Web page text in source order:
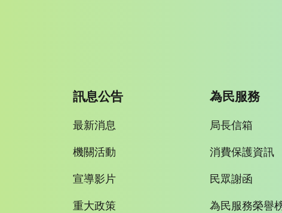
訊息公告
最新消息
機關活動
宣導影片
重大政策
為民服務
局長信箱
消費保護資訊
民眾謝函
為民服務榮譽